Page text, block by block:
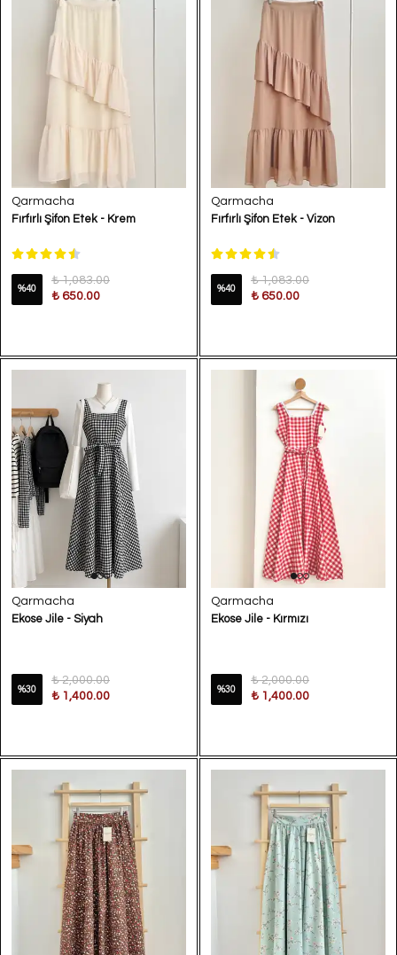
Qarmacha
Fırfırlı Şifon Etek - Krem
%40
₺ 1,083.00
₺ 650.00
Qarmacha
Fırfırlı Şifon Etek - Vizon
%40
₺ 1,083.00
₺ 650.00
Qarmacha
Ekose Jile - Siyah
%30
₺ 2,000.00
₺ 1,400.00
Qarmacha
Ekose Jile - Kırmızı
%30
₺ 2,000.00
₺ 1,400.00